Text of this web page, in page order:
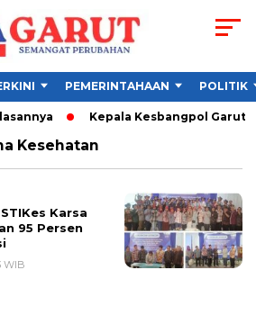
PEMERINTAHAAN POLITIK
Kepala Kesbangpol Garut
Kesehatan
Karsa
95 Persen
WIB